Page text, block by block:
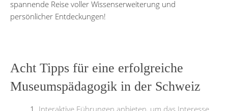
spannende Reise voller Wissenserweiterung und
persönlicher Entdeckungen!
Acht Tipps für eine erfolgreiche
Museumspädagogik in der Schweiz
Interaktive Führungen anbieten, um das Interesse